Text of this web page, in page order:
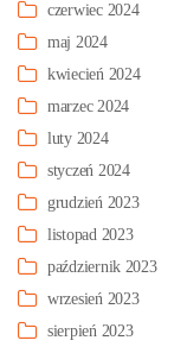
czerwiec 2024
maj 2024
kwiecień 2024
marzec 2024
luty 2024
styczeń 2024
grudzień 2023
listopad 2023
październik 2023
wrzesień 2023
sierpień 2023